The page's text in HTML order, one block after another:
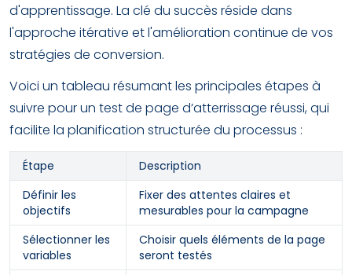
d'apprentissage. La clé du succès réside dans
l'approche itérative et l'amélioration continue de vos
stratégies de conversion.
Voici un tableau résumant les principales étapes à
suivre pour un test de page d’atterrissage réussi, qui
facilite la planification structurée du processus :
Étape
Description
Définir les
objectifs
Fixer des attentes claires et
mesurables pour la campagne
Sélectionner les
variables
Choisir quels éléments de la page
seront testés